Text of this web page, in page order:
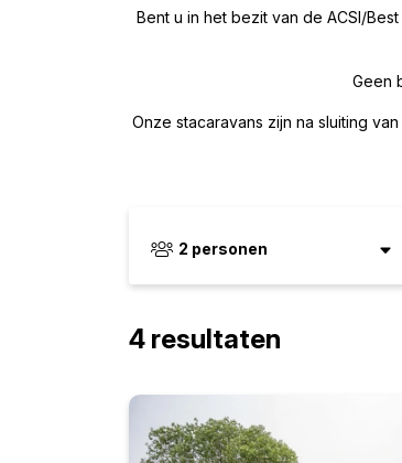
Bent u in het bezit van de ACSI/
Geen
Onze stacaravans zijn na sluiting
2 personen
Kamperen (4)
Reset Ma
4 resultaten